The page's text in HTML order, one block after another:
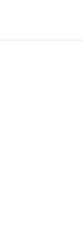
conteúdo
era:
é: